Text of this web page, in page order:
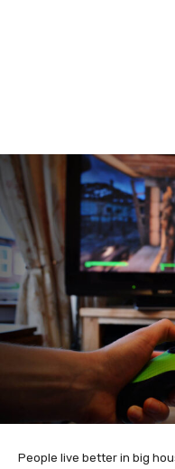
People live better in big